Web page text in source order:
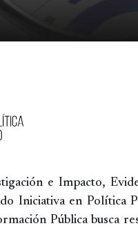
e Impacto,
Iniciativa en Política
Pública busca